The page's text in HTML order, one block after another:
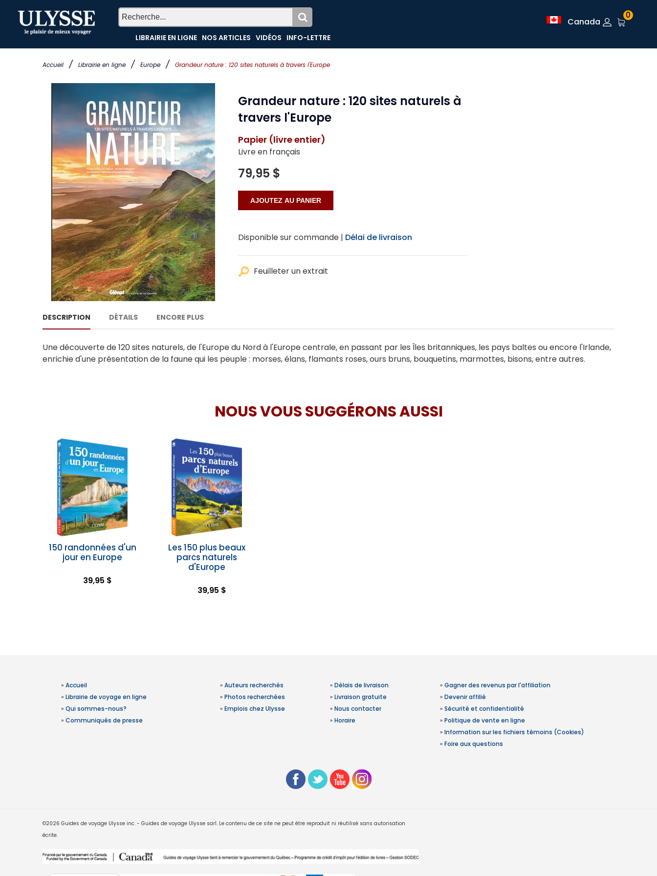
Accueil / Librairie en ligne / Europe / Grandeur nature : 120 sites naturels à travers l'Europe
LIBRAIRIE EN LIGNE NOS ARTICLES VIDÉOS INFO-LETTRE
Canada
0
Grandeur nature : 120 sites naturels à
travers l'Europe
Papier (livre entier)
Livre en français
79,95 $
Disponible sur commande | Délai de livraison
Feuilleter un extrait
DESCRIPTION DÉTAILS ENCORE PLUS
Une découverte de 120 sites naturels, de l'Europe du Nord à l'Europe centrale, en passant par les Îles britanniques, les pays baltes ou encore l'Irlande,
enrichie d'une présentation de la faune qui les peuple : morses, élans, flamants roses, ours bruns, bouquetins, marmottes, bisons, entre autres.
NOUS VOUS SUGGÉRONS AUSSI
150 randonnées d'un
jour en Europe
39,95 $
Les 150 plus beaux
parcs naturels
d'Europe
39,95 $
» Accueil
» Librairie de voyage en ligne
» Qui sommes-nous?
» Communiqués de presse
» Auteurs recherchés
» Photos recherchées
» Emplois chez Ulysse
» Délais de livraison
» Livraison gratuite
» Nous contacter
» Horaire
» Gagner des revenus par l'affiliation
» Devenir affilié
» Sécurité et confidentialité
» Politique de vente en ligne
» Information sur les fichiers témoins (Cookies)
» Foire aux questions
©2026 Guides de voyage Ulysse inc. - Guides de voyage Ulysse sarl. Le contenu de ce site ne peut être reproduit ni réutilisé sans autorisation
écrite.